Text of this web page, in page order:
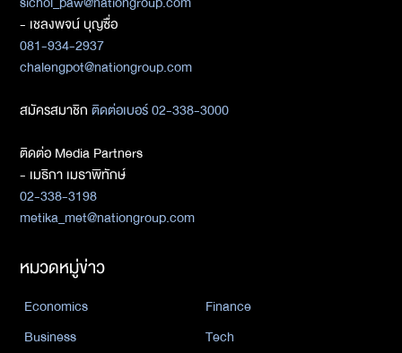
- เชลงพจน์ บุญซื่อ
081-934-2937
chalengpot@nationgroup.com
สมัครสมาชิกติดต่อเบอร์ 02-338-3000
ติดต่อ Media Partners
- เมธิกา เมธาพิทักษ์
02-338-3198
metika_met@nationgroup.com
หมวดหมู่ข่าว
Economics
Finance
Business
Tech